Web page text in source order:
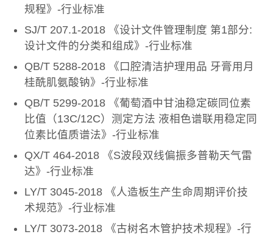
规程》-行业标准
SJ/T 207.1-2018 《设计文件管理制度 第1部分:
设计文件的分类和组成》-行业标准
QB/T 5288-2018 《口腔清洁护理用品 牙膏用月
桂酰肌氨酸钠》-行业标准
QB/T 5299-2018 《葡萄酒中甘油稳定碳同位素
比值（13C/12C）测定方法 液相色谱联用稳定同
位素比值质谱法》-行业标准
QX/T 464-2018 《S波段双线偏振多普勒天气雷
达》-行业标准
LY/T 3045-2018 《人造板生产生命周期评价技
术规范》-行业标准
LY/T 3073-2018 《古树名木管护技术规程》-行